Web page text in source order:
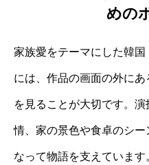
めの
家族愛をテーマにした韓
には、作品の画面の外に
を見ることが大切です。
情、家の景色や食卓のシ
なって物語を支えています